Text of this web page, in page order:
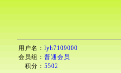
用户名： lyh7109000
会员组： 普通会员
积分： 5502